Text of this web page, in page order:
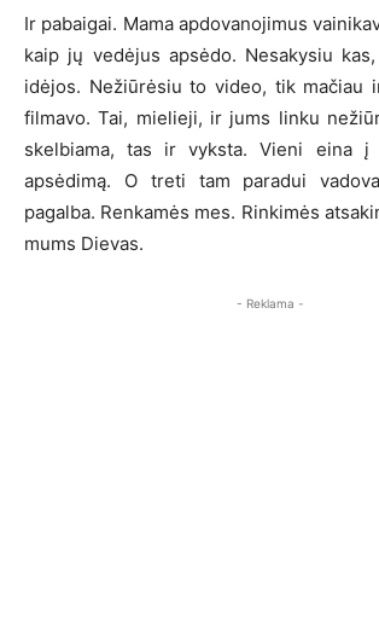
Ir pabaigai. Mama apdovanojimus
kaip jų vedėjus apsėdo. Nesakysiu
idėjos. Nežiūrėsiu to video, tik mačiau
filmavo. Tai, mielieji, ir jums linku
skelbiama, tas ir vyksta. Vieni eina
apsėdimą. O treti tam paradui
pagalba. Renkamės mes. Rinkimės
mums Dievas.
- Reklama -